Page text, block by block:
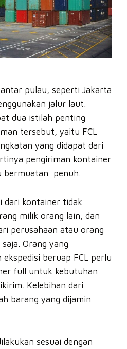
pulau, seperti Jakarta
jalur laut.
dua istilah penting
tersebut, yaitu FCL
yang didapat dari
pengiriman kontainer
bermuatan penuh.
dari kontainer tidak
milik orang lain, dan
perusahaan atau orang
Orang yang
beruap FCL perlu
full untuk kebutuhan
Kelebihan dari
barang yang dijamin
sesuai dengan